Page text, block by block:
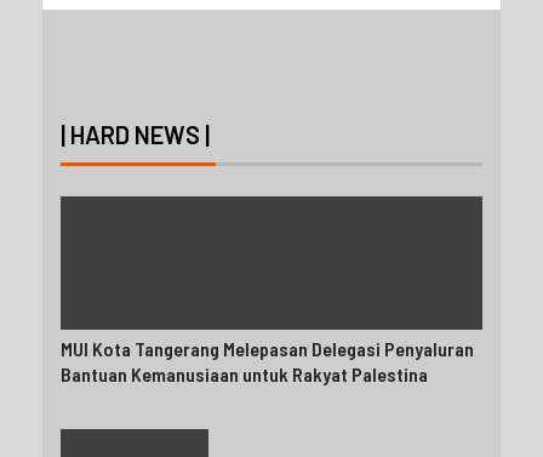
| HARD NEWS |
MUI Kota Tangerang Melepasan Delegasi Penyaluran
Bantuan Kemanusiaan untuk Rakyat Palestina